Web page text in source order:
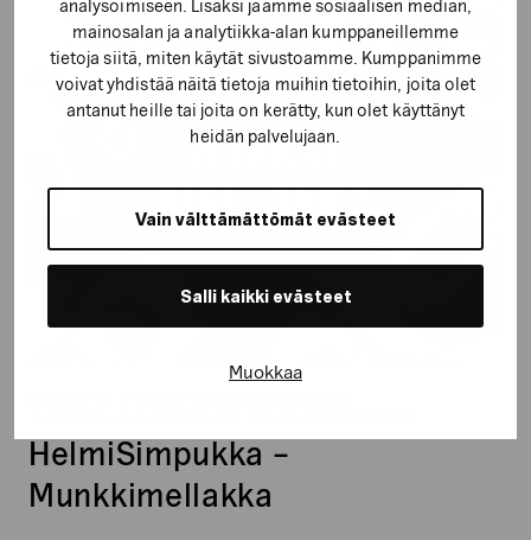
analysoimiseen. Lisäksi jaamme sosiaalisen median,
mainosalan ja analytiikka-alan kumppaneillemme
tietoja siitä, miten käytät sivustoamme. Kumppanimme
voivat yhdistää näitä tietoja muihin tietoihin, joita olet
antanut heille tai joita on kerätty, kun olet käyttänyt
heidän palvelujaan.
Vain välttämättömät evästeet
Salli kaikki evästeet
Muokkaa
Munkkimellakka
HelmiSimpukka –
Munkkimellakka